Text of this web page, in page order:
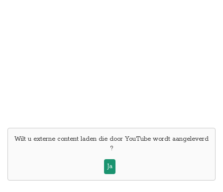
Wilt u externe content laden die door YouTube wordt aangeleverd
?
Ja